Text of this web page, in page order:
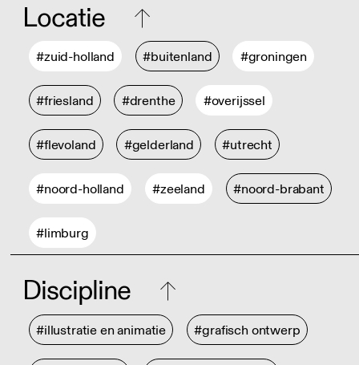
Locatie
#zuid-holland #buitenland #groningen
#friesland #drenthe #overijssel
#flevoland #gelderland #utrecht
#noord-holland #zeeland #noord-brabant
#limburg
Discipline
#illustratie en animatie #grafisch ontwerp